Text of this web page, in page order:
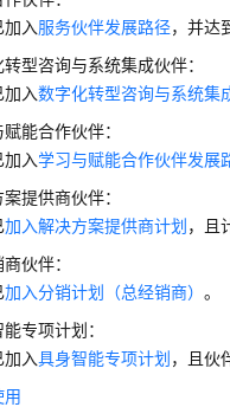
入服务伙伴发展路径，并达
型咨询与系统集成伙伴：
加入数字化转型咨询与系统集
能合作伙伴：
加入学习与赋能合作伙伴发展
提供商伙伴：
加入解决方案提供商计划，且
伙伴：
加入分销计划（总经销商）。
专项计划：
加入具身智能专项计划，且伙
用